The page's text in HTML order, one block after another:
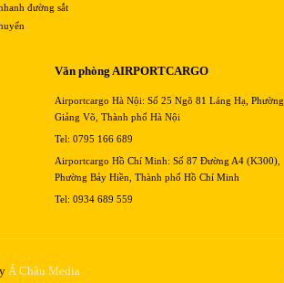
đường sắt
Văn phòng AIRPORTCARGO
Airportcargo Hà Nội: Số 25 Ngõ 81 Láng Hạ, Phường
Giảng Võ, Thành phố Hà Nội
Tel: 0795 166 689
Airportcargo Hồ Chí Minh: Số 87 Đường A4 (K300),
Phường Bảy Hiền, Thành phố Hồ Chí Minh
Tel: 0934 689 559
Á Châu Media